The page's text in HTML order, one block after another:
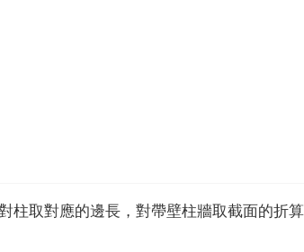
柱取對應的邊長，對帶壁柱牆取截面的折